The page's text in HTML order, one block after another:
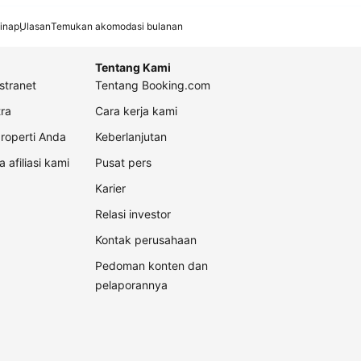
UlasanTemukan akomodasi bulanan
Anda
afiliasi kami
Tentang Kami
Tentang Booking.com
Cara kerja kami
Keberlanjutan
Pusat pers
Karier
Relasi investor
Kontak perusahaan
Pedoman konten dan
pelaporannya